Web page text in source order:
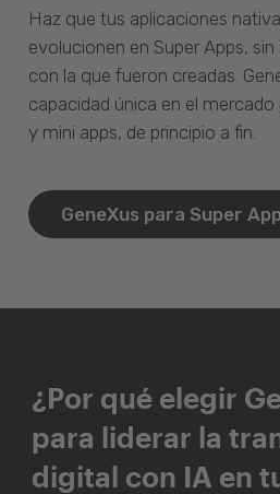
Haz que tus aplicaciones
evolucionen en Super Apps,
con la que fueron creadas.
capacidad única en el mercado
y mini apps, de principio a fin.
GeneXus para Super
¿Por qué elegir
para liderar la
digital con IA en